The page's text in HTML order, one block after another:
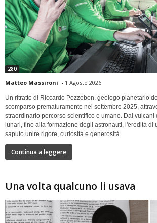
280
Matteo Massironi - 1 Agosto 2026
Un ritratto di Riccardo Pozzobon, geologo planetario
scomparso prematuramente nel settembre 2025,
straordinario percorso scientifico e umano. Dai vulcani
lunari, fino alla formazione degli astronauti, l'eredità di
saputo unire rigore, curiosità e generosità
Continua a leggere
Una volta qualcuno li usava